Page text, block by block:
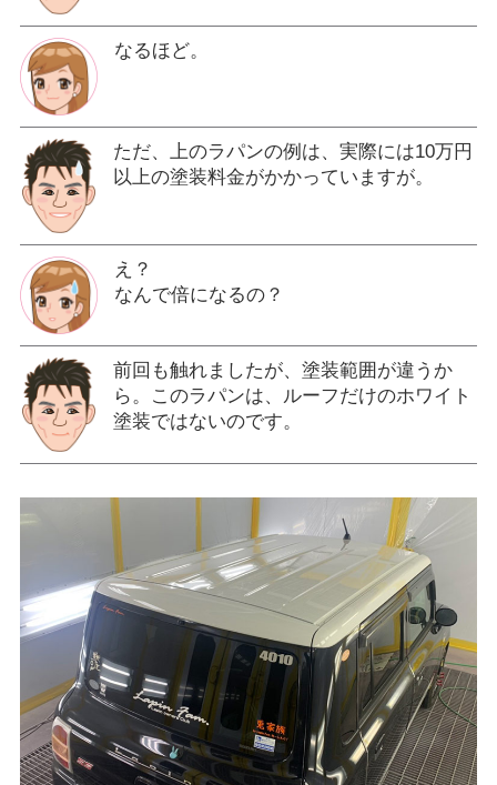
なるほど。
ただ、上のラパンの例は、実際には10万円
以上の塗装料金がかかっていますが。
え？
なんで倍になるの？
前回も触れましたが、塗装範囲が違うか
ら。このラパンは、ルーフだけのホワイト
塗装ではないのです。